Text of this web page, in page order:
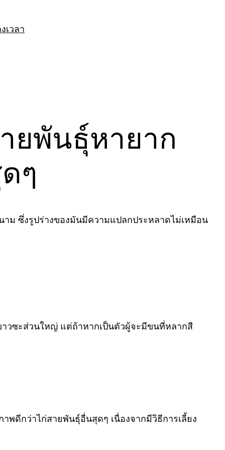
เวลา
ยพันธุ์หายาก
ๆ
าม ซึ่งรูปร่างของมันมีความแปลกประหลาดไม่เหมือน
าวซะส่วนใหญ่ แต่ถ้าหากเป็นตัวผู้จะมีขนที่หลากสี
ดีกว่าไก่สายพันธุ์อื่นสุดๆ เนื่องจากมีวิธีการเลี้ยง